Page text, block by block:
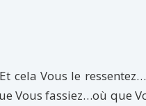
cela Vous le
Vous fassiez…où que